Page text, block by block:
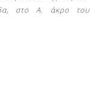
στο Α. άκρο του